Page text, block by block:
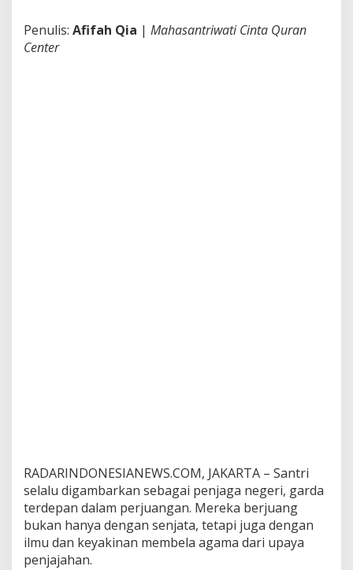
Penulis: Afifah Qia | Mahasantriwati Cinta Quran
Center
RADARINDONESIANEWS.COM, JAKARTA – Santri
selalu digambarkan sebagai penjaga negeri, garda
terdepan dalam perjuangan. Mereka berjuang
bukan hanya dengan senjata, tetapi juga dengan
ilmu dan keyakinan membela agama dari upaya
penjajahan.